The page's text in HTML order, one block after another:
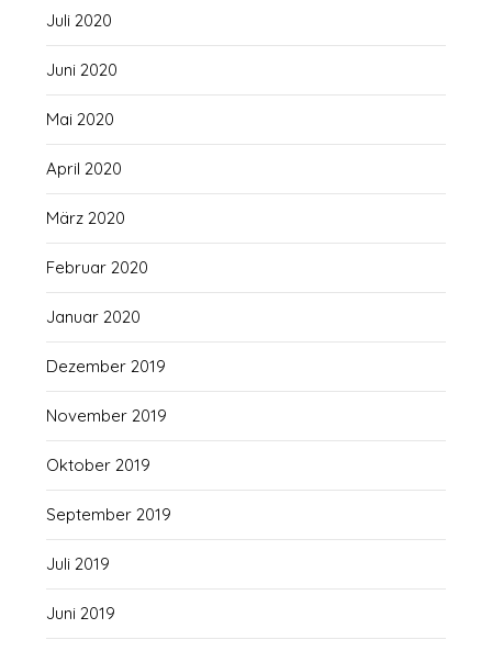
Juli 2020
Juni 2020
Mai 2020
April 2020
März 2020
Februar 2020
Januar 2020
Dezember 2019
November 2019
Oktober 2019
September 2019
Juli 2019
Juni 2019